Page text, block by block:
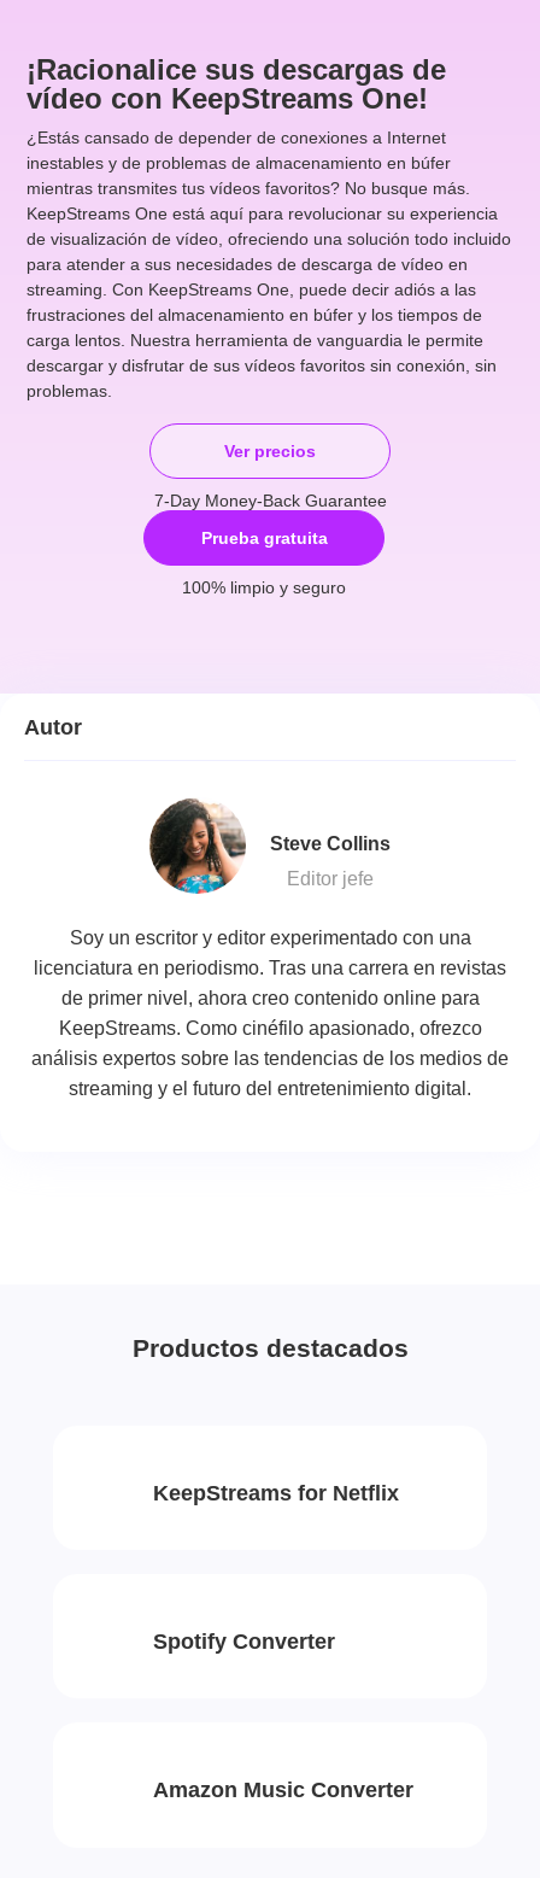
¡Racionalice sus descargas de
vídeo con KeepStreams One!
¿Estás cansado de depender de conexiones a Internet
inestables y de problemas de almacenamiento en búfer
mientras transmites tus vídeos favoritos? No busque más.
KeepStreams One está aquí para revolucionar su experiencia
de visualización de vídeo, ofreciendo una solución todo incluido
para atender a sus necesidades de descarga de vídeo en
streaming. Con KeepStreams One, puede decir adiós a las
frustraciones del almacenamiento en búfer y los tiempos de
carga lentos. Nuestra herramienta de vanguardia le permite
descargar y disfrutar de sus vídeos favoritos sin conexión, sin
problemas.
Prueba gratuita
100% limpio y seguro
Ver precios
7-Day Money-Back Guarantee
Autor
Steve Collins
Editor jefe
Soy un escritor y editor experimentado con una
licenciatura en periodismo. Tras una carrera en revistas
de primer nivel, ahora creo contenido online para
KeepStreams. Como cinéfilo apasionado, ofrezco
análisis expertos sobre las tendencias de los medios de
streaming y el futuro del entretenimiento digital.
Productos destacados
KeepStreams for Netflix
Spotify Converter
Amazon Music Converter